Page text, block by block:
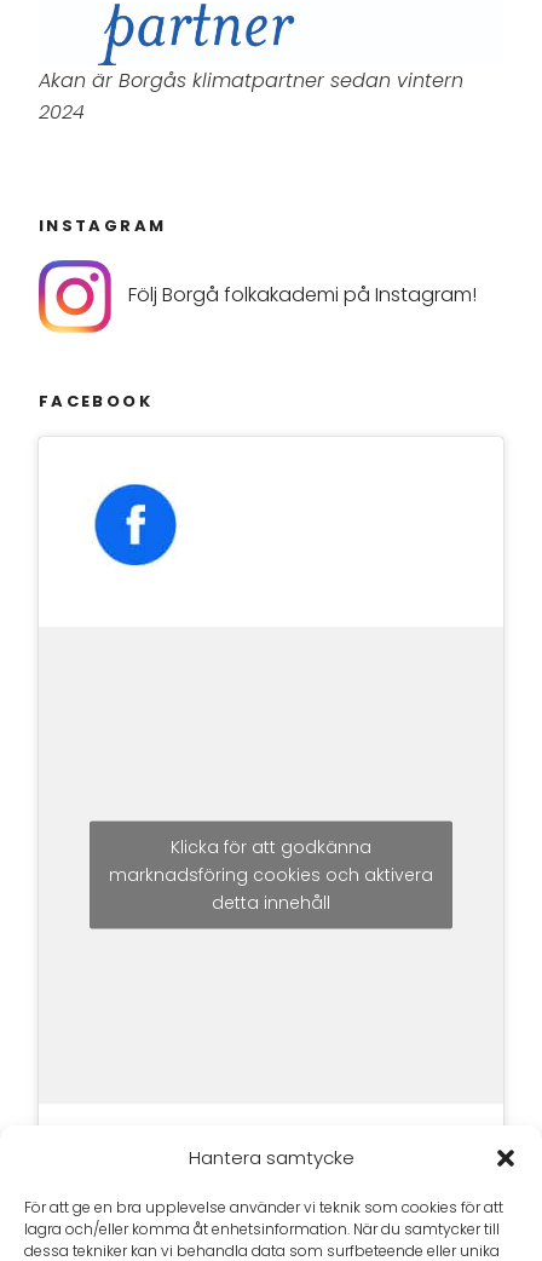
Hantera samtycke
För att ge en bra upplevelse använder vi teknik som cookies för att
lagra och/eller komma åt enhetsinformation. När du samtycker till
dessa tekniker kan vi behandla data som surfbeteende eller unika
Akan är Borgås klimatpartner sedan vintern
2024
INSTAGRAM
Följ Borgå folkakademi på Instagram!
FACEBOOK
Klicka för att godkänna
marknadsföring cookies och aktivera
detta innehåll